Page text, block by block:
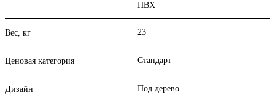
ПВХ
Вес, кг 23
Ценовая категория Стандарт
Дизайн Под дерево